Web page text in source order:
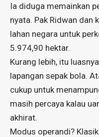
Ia diduga memainkan
nyata. Pak Ridwan dan
lahan negara untuk
5.974,90 hektar.
Kurang lebih, itu
lapangan sepak bola.
cukup untuk
masih percaya kalau
akhirat.
Modus operandi?